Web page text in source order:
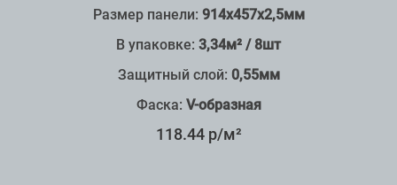
Размер панели: 914х457х2,5мм
В упаковке: 3,34м² / 8шт
Защитный слой: 0,55мм
Фаска: V-образная
118.44 р/м²